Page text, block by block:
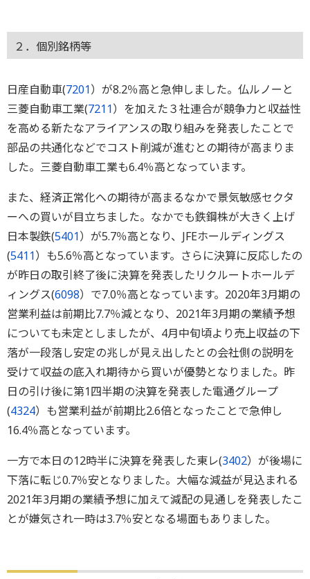
２．個別銘柄等
日産自動車(7201）が8.2％高と急伸しました。仏ルノーと
三菱自動車工業(7211）を加えた３社連合が競争力と収益性
を高める新たなアライアンスの取り組みを発表したことで
部品の共通化などでコスト削減が進むとの期待が高まりま
した。三菱自動車工業も6.4％高となっています。
また、経済正常化への期待が高まるなかで景気敏感セクタ
ーへの買いが目立ちました。なかでも鉄鋼株が大きく上げ
日本製鉄(5401）が5.7％高となり、JFEホールディングス
(5411）も5.6％高となっています。さらに決算に反応したの
が昨日の取引終了後に決算を発表したリクルートホールデ
ィングス(6098）で7.0％高となっています。2020年3月期の
営業利益は前期比7.7％減となり、2021年3月期の業績予想
についても未定としましたが、4月中旬頃より売上収益の下
落が一段落し安定の兆しが見え出したとの会社側の説明を
受けて収益の底入れ期待から買いが優勢となりました。昨
日の引け後に第1四半期の決算を発表した電通グループ
(4324）も営業利益が前期比2.6倍となったことで急伸し
16.4％高となっています。
一方で本日の12時半に決算を発表した東レ(3402）が後場に
下落に転じ0.7％安となりました。大幅な減益が見込まれる
2021年3月期の業績予想に加えて減配の見通しを発表したこ
とが嫌気され一時は3.7％安となる場面もありました。